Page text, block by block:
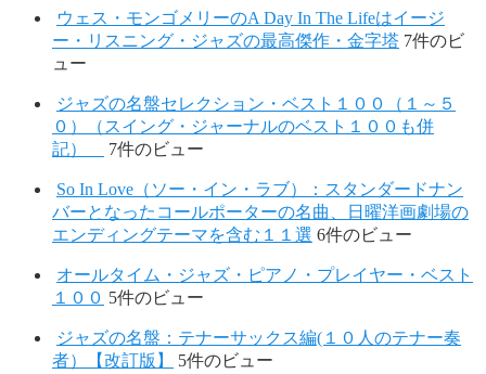
ウェス・モンゴメリーのA Day In The Lifeはイージ
ー・リスニング・ジャズの最高傑作・金字塔 7件のビ
ュー
ジャズの名盤セレクション・ベスト１００（１～５
０）（スイング・ジャーナルのベスト１００も併
記）
7件のビュー
So In Love（ソー・イン・ラブ）：スタンダードナン
バーとなったコールポーターの名曲、日曜洋画劇場の
エンディングテーマを含む１１選 6件のビュー
オールタイム・ジャズ・ピアノ・プレイヤー・ベスト
１００ 5件のビュー
ジャズの名盤：テナーサックス編(１０人のテナー奏
者）【改訂版】
5件のビュー